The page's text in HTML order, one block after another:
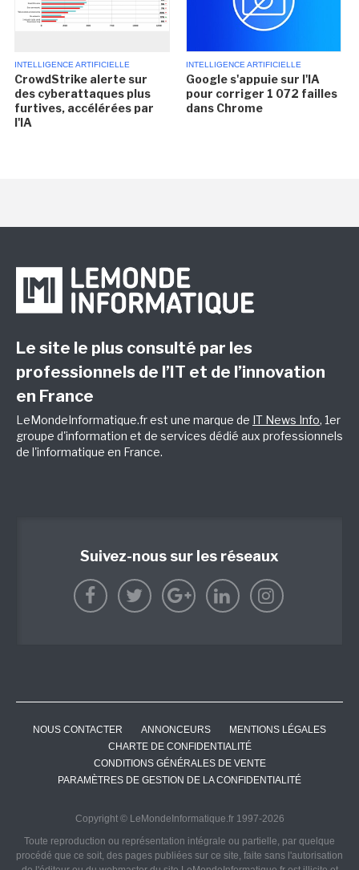
INTELLIGENCE ARTIFICIELLE
CrowdStrike alerte sur
des cyberattaques plus
furtives, accélérées par
l'IA
INTELLIGENCE ARTIFICIELLE
Google s'appuie sur l'IA
pour corriger 1 072 failles
dans Chrome
Le site le plus consulté par les
professionnels de l’IT et de l’innovation
en France
LeMondeInformatique.fr est une marque de IT News Info, 1er
groupe d'information et de services dédié aux professionnels
de l'informatique en France.
Suivez-nous sur les réseaux
NOUS CONTACTER ANNONCEURS
MENTIONS LÉGALES
CHARTE DE CONFIDENTIALITÉ
CONDITIONS GÉNÉRALES DE VENTE
PARAMÈTRES DE GESTION DE LA CONFIDENTIALITÉ
Copyright © LeMondeInformatique.fr 1997-2026
Toute reproduction ou représentation intégrale ou partielle, par quelque
procédé que ce soit, des pages publiées sur ce site, faite sans l'autorisation